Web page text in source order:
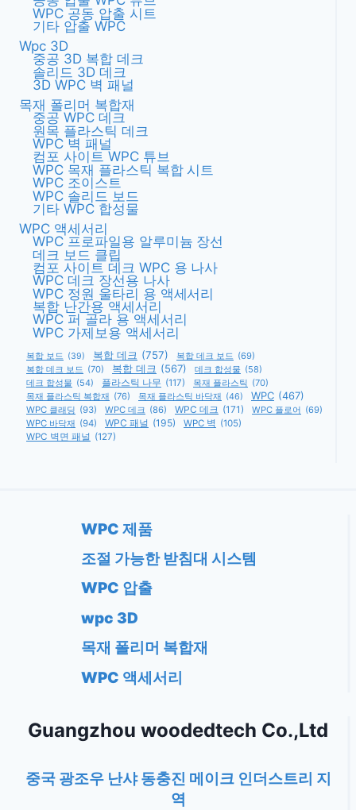
WPC 공동 압출 시트
기타 압출 WPC
Wpc 3D
중공 3D 복합 데크
솔리드 3D 데크
3D WPC 벽 패널
목재 폴리머 복합재
중공 WPC 데크
원목 플라스틱 데크
WPC 벽 패널
컴포 사이트 WPC 튜브
WPC 목재 플라스틱 복합 시트
WPC 조이스트
WPC 솔리드 보드
기타 WPC 합성물
WPC 액세서리
WPC 프로파일용 알루미늄 장선
데크 보드 클립
컴포 사이트 데크 WPC 용 나사
WPC 데크 장선용 나사
WPC 정원 울타리 용 액세서리
복합 난간용 액세서리
WPC 퍼 골라 용 액세서리
WPC 가제보용 액세서리
복합 보드 (39) 복합 데크 (757) 복합 데크 보드 (69)
복합 데크 보드 (70) 복합 데크 (567) 데크 합성물 (58)
데크 합성물 (54) 플라스틱 나무 (117) 목재 플라스틱 (70)
목재 플라스틱 복합재 (76) 목재 플라스틱 바닥재 (46) WPC (467)
WPC 클래딩 (93) WPC 데크 (86) WPC 데크 (171) WPC 플로어 (69)
WPC 바닥재 (94) WPC 패널 (195) WPC 벽 (105)
WPC 벽면 패널 (127)
WPC 제품
조절 가능한 받침대 시스템
WPC 압출
wpc 3D
목재 폴리머 복합재
WPC 액세서리
Guangzhou woodedtech Co.,Ltd
중국 광조우 난샤 동충진 메이크 인더스트리 지
역